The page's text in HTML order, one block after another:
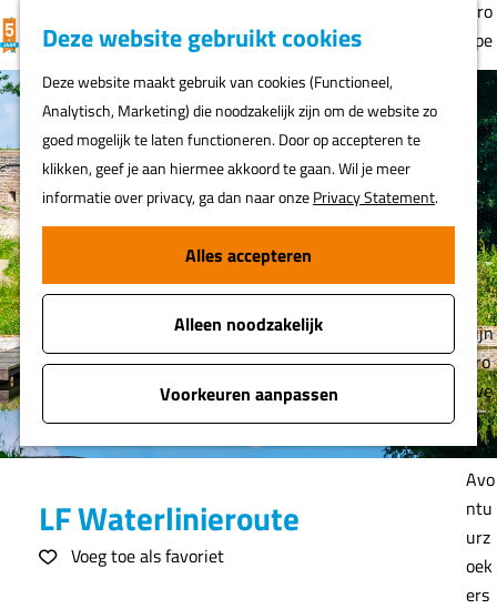
Deze website gebruikt cookies
Deze website maakt gebruik van cookies (Functioneel,
Analytisch, Marketing) die noodzakelijk zijn om de website zo
goed mogelijk te laten functioneren. Door op accepteren te
klikken, geef je aan hiermee akkoord te gaan. Wil je meer
informatie over privacy, ga dan naar onzePrivacy Statement.
Alles accepteren
Alleen noodzakelijk
Voorkeuren aanpassen
G
a
a
a
r
d
e
h
o
m
e
p
a
F
v
o
r
i
e
t
e
n
K
a
r
t
Z
e
k
e
n
MENU
Gro
epe
Nat
uur
lief
heb
ber
Fijn
pro
eve
rs
Avo
ntu
urz
oek
ers
LF Waterlinieroute
Voeg toe als favorietVoeg toe als favoriet